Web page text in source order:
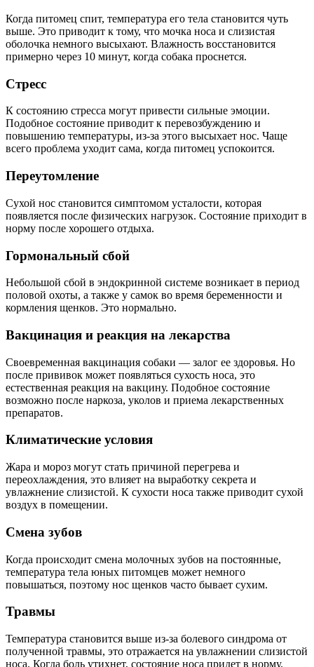
Когда питомец спит, температура его тела становится чуть
выше. Это приводит к тому, что мочка носа и слизистая
оболочка немного высыхают. Влажность восстановится
примерно через 10 минут, когда собака проснется.
Стресс
К состоянию стресса могут привести сильные эмоции.
Подобное состояние приводит к перевозбуждению и
повышению температуры, из-за этого высыхает нос. Чаще
всего проблема уходит сама, когда питомец успокоится.
Переутомление
Сухой нос становится симптомом усталости, которая
появляется после физических нагрузок. Состояние приходит в
норму после хорошего отдыха.
Гормональный сбой
Небольшой сбой в эндокринной системе возникает в период
половой охоты, а также у самок во время беременности и
кормления щенков. Это нормально.
Вакцинация и реакция на лекарства
Своевременная вакцинация собаки — залог ее здоровья. Но
после прививок может появляться сухость носа, это
естественная реакция на вакцину. Подобное состояние
возможно после наркоза, уколов и приема лекарственных
препаратов.
Климатические условия
Жара и мороз могут стать причиной перегрева и
переохлаждения, это влияет на выработку секрета и
увлажнение слизистой. К сухости носа также приводит сухой
воздух в помещении.
Смена зубов
Когда происходит смена молочных зубов на постоянные,
температура тела юных питомцев может немного
повышаться, поэтому нос щенков часто бывает сухим.
Травмы
Температура становится выше из-за болевого синдрома от
полученной травмы, это отражается на увлажнении слизистой
носа. Когда боль утихнет, состояние носа придет в норму.